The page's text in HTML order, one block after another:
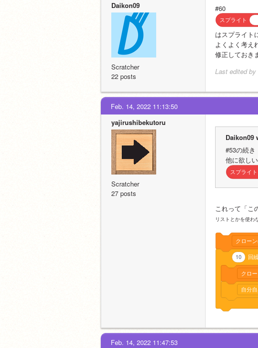
Daikon09
Scratcher
22 posts
#60
スプライト
はスプライト
よくよく考え
修正しておき
Last edited by
Feb. 14, 2022 11:13:50
yajirushibekutoru
Scratcher
27 posts
Daikon09
#53の続き
他に欲し
スプライト
これって「こ
リストとかを使
クロー
10 回
クロ
自分
Feb. 14, 2022 11:47:53